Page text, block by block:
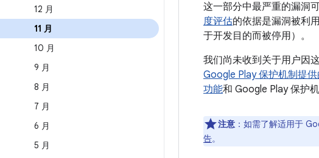
12 月
11 月
10 月
9 月
8 月
7 月
6 月
5 月
这一部分中最严重的漏洞
度评估的依据是漏洞被利
于开发目的而被停用）。
我们尚未收到关于用户因
Google Play 保护机制提
功能和 Google Play 保护机
注意 ：如需了解适用于
告。